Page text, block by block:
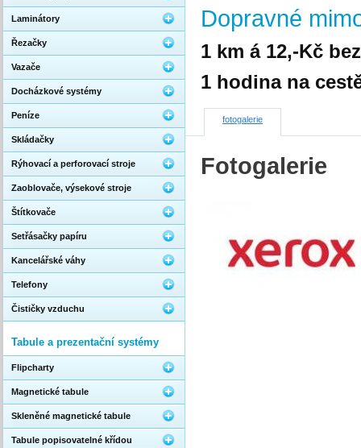
Dopravné
1 km á 12,-Kč
1 hodina na
fotogalerie
Fotogalerie
Laminátory
Řezačky
Vazače
Docházkové systémy
Peníze
Skládačky
Rýhovací a perforovací stroje
Zaoblovače, výsekové stroje
Štítkovače
Setřásačky papíru
Kancelářské váhy
Telefony
Čističky vzduchu
Tabule a prezentační systémy
Flipcharty
Magnetické tabule
Skleněné magnetické tabule
Tabule popisovatelné křídou